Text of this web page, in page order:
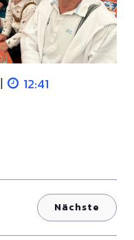
| 12:41
Nächste